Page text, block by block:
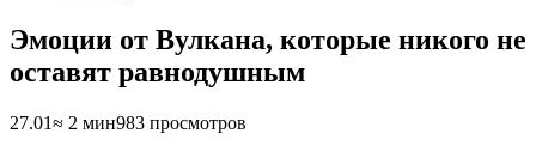
Эмоции от Вулкана, которые никого не
оставят равнодушным
27.01≈ 2 мин983 просмотров